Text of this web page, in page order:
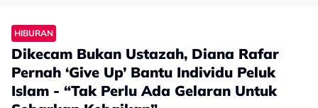
komen positif dan kata-kata sokongan, selain
menyatakan bahawa video tersebut memberi
ketenangan kepada mereka yang menonton.
Disebabkan itu juga, ada netizen yang mula membuat
permintaan lagu dan juga selawat lain untuk
HIBURAN
Dikecam Bukan Ustazah, Diana Rafar
Pernah ‘Give Up’ Bantu Individu Peluk
Islam - “Tak Perlu Ada Gelaran Untuk